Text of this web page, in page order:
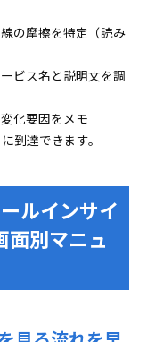
の摩擦を特定（読み
ビス名と説明文を調
化要因をメモ
到達できます。
ルインサイ
面別マニュ